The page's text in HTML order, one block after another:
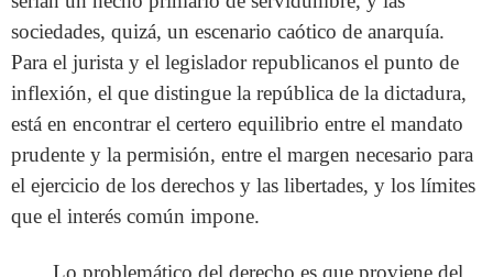
sociedades, quizá, un escenario caótico de anarquía.
Para el jurista y el legislador republicanos el punto de
inflexión, el que distingue la república de la dictadura,
está en encontrar el certero equilibrio entre el mandato
prudente y la permisión, entre el margen necesario para
el ejercicio de los derechos y las libertades, y los límites
que el interés común impone.
Lo problemático del derecho es que proviene del